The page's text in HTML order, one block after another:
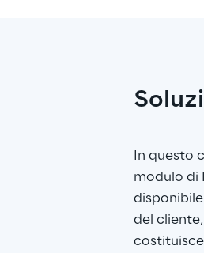
In questo
modulo di
del